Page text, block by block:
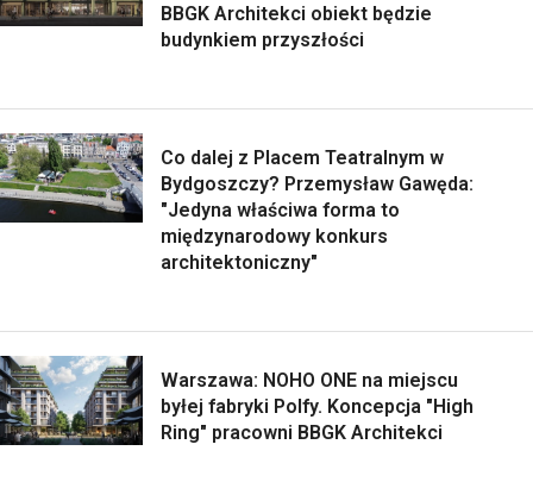
BBGK Architekci obiekt będzie
budynkiem przyszłości
Co dalej z Placem Teatralnym w
Bydgoszczy? Przemysław Gawęda:
"Jedyna właściwa forma to
międzynarodowy konkurs
architektoniczny"
Warszawa: NOHO ONE na miejscu
byłej fabryki Polfy. Koncepcja "High
Ring" pracowni BBGK Architekci